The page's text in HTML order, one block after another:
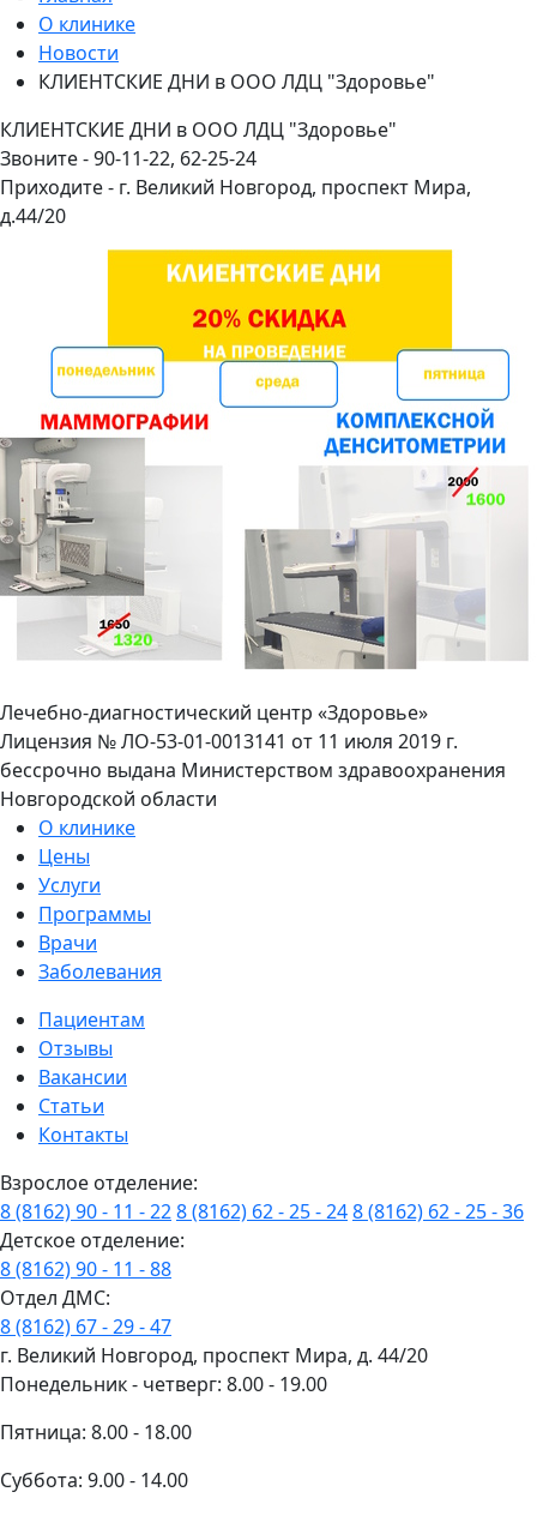
О клинике
Новости
КЛИЕНТСКИЕ ДНИ в ООО ЛДЦ "Здоровье"
КЛИЕНТСКИЕ ДНИ в ООО ЛДЦ "Здоровье"
Звоните - 90-11-22, 62-25-24
Приходите - г. Великий Новгород, проспект Мира,
д.44/20
Лечебно-диагностический центр «Здоровье»
Лицензия № ЛО-53-01-0013141 от 11 июля 2019 г.
бессрочно выдана Министерством здравоохранения
Новгородской области
О клинике
Цены
Услуги
Программы
Врачи
Заболевания
Пациентам
Отзывы
Вакансии
Статьи
Контакты
Взрослое отделение:
8 (8162) 90 - 11 - 228 (8162) 62 - 25 - 248 (8162) 62 - 25 - 36
Детское отделение:
8 (8162) 90 - 11 - 88
Отдел ДМС:
8 (8162) 67 - 29 - 47
г. Великий Новгород, проспект Мира, д. 44/20
Понедельник - четверг: 8.00 - 19.00
Пятница: 8.00 - 18.00
Суббота: 9.00 - 14.00